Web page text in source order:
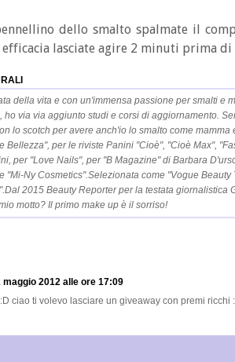
dello smalto spalmate il
lasciate agire 2 minuti prima di
della vita e con un'immensa passione per smalti e
ho via via aggiunto studi e corsi di aggiornamento.
lo scotch per avere anch'io lo smalto come
Bellezza", per le riviste Panini "Cioè", "Cioè Max",
per "Love Nails", per "B Magazine" di Barbara
"Mi-Ny Cosmetics".Selezionata come "Vogue
2015 Beauty Reporter per la testata giornalistica
motto? Il primo make up è il sorriso!
maggio 2012 alle ore 17:09
ciao ti volevo lasciare un giveaway con premi ricchi